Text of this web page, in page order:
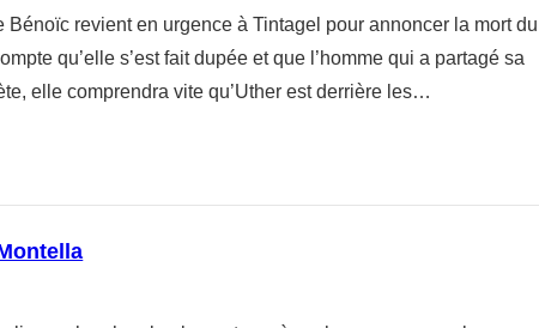
revient en urgence à Tintagel pour annoncer la mort du
qu’elle s’est fait dupée et que l’homme qui a partagé sa
elle comprendra vite qu’Uther est derrière les…